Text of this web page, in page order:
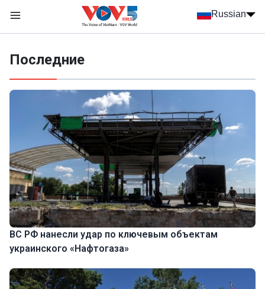
Russian
Последние
ВС РФ нанесли удар по ключевым объектам
украинского «Нафтогаза»